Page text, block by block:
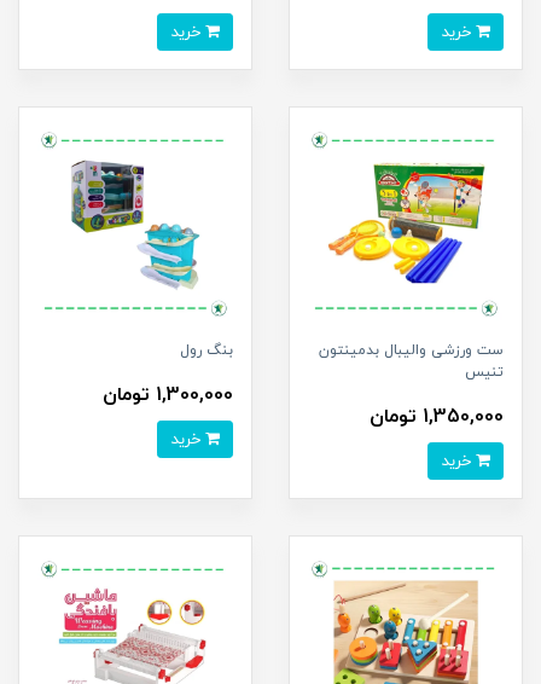
ست ورزشی والیبال بدمینتون
تنیس
1,350,000 تومان
بنگ رول
1,300,000 تومان